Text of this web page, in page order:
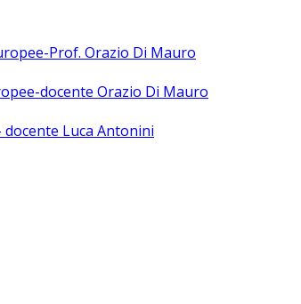
Prof. Orazio Di Mauro
docente Orazio Di Mauro
docente Luca Antonini